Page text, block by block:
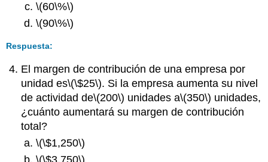
\(60\%\)
\(90\%\)
Respuesta:
El margen de contribución de una empresa por
unidad es\(\$25\). Si la empresa aumenta su nivel
de actividad de\(200\) unidades a\(350\) unidades,
¿cuánto aumentará su margen de contribución
total?
\(\$1,250\)